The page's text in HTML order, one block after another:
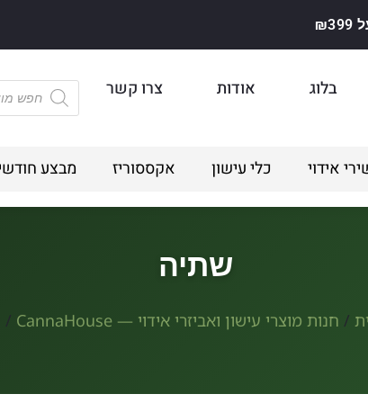
בלוג אודות צרו קשר
אידוי כלי עישון אקססוריז מבצע
שתיה
/ חנות מוצרי עישון ואביזרי אידוי — CannaHouse /